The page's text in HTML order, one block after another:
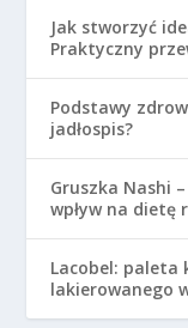
Jak stworzyć
Praktyczny
Podstawy
jadłospis?
Gruszka Nashi
wpływ na dietę
Lacobel: paleta
lakierowanego